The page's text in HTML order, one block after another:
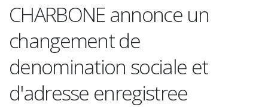
CHARBONE annonce un
changement de
denomination sociale et
d'adresse enregistree